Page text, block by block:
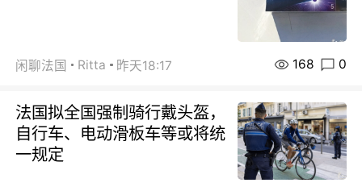
闲聊法国 Ritta 昨天18:17 168 0
法国拟全国强制骑行戴头盔，
自行车、电动滑板车等或将统
一规定